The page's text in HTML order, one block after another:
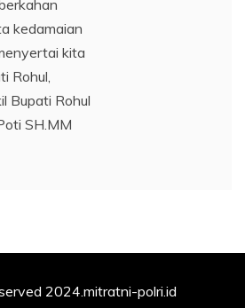
kedamaian
kita
Rohul,
Bupati Rohul
SH.MM
2024.mitratni-polri.id